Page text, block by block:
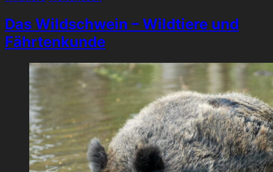
Das Wildschwein – Wildtiere und
Fährtenkunde